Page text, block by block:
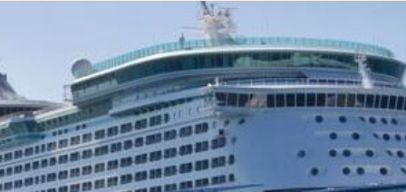
Newsletter
εγγραφής στο Newsletter του Dealistas.grΕπικοινωνία